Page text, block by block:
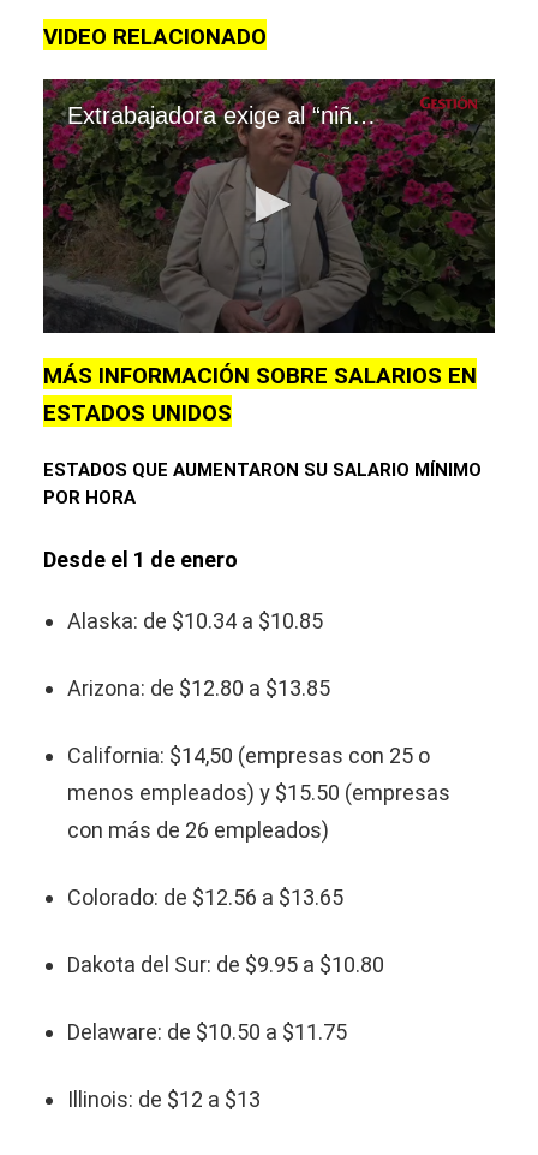
VIDEO RELACIONADO
Extrabajadora exige al “niño banquero” el pago de la deuda por reciclaje y salario
seconds
of
26
seconds
MÁS INFORMACIÓN SOBRE SALARIOS EN
ESTADOS UNIDOS
ESTADOS QUE AUMENTARON SU SALARIO MÍNIMO
POR HORA
Desde el 1 de enero
Alaska: de $10.34 a $10.85
Arizona: de $12.80 a $13.85
California: $14,50 (empresas con 25 o
menos empleados) y $15.50 (empresas
con más de 26 empleados)
Colorado: de $12.56 a $13.65
Dakota del Sur: de $9.95 a $10.80
Delaware: de $10.50 a $11.75
Illinois: de $12 a $13